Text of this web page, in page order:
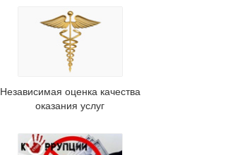
Независимая оценка качества
оказания услуг